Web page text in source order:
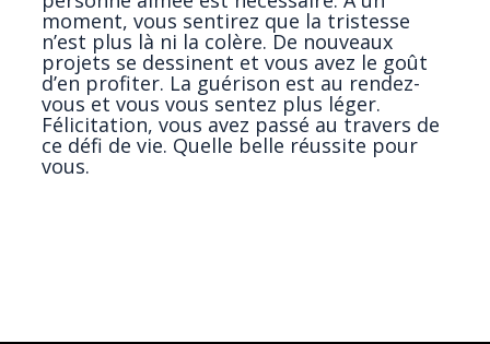
moment, vous sentirez que la tristesse
n’est plus là ni la colère. De nouveaux
projets se dessinent et vous avez le goût
d’en profiter. La guérison est au rendez-
vous et vous vous sentez plus léger.
Félicitation, vous avez passé au travers de
ce défi de vie. Quelle belle réussite pour
vous.